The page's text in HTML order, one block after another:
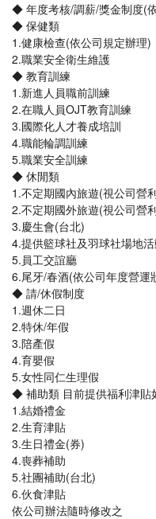
◆ 年度考核/調薪/獎金制度(
◆ 保健類
1.健康檢查(依公司規定辦理)
2.職業安全衛生維護
◆ 教育訓練
1.新進人員職前訓練
2.在職人員OJT教育訓練
3.國際化人才養成培訓
4.職能輪調訓練
5.職業安全訓練
◆ 休閒類
1.不定期國內旅遊(視公司營
2.不定期國外旅遊(視公司營
3.慶生會(台北)
4.提供籃球社及羽球社場地
5.員工交誼廳
6.尾牙/春酒(依公司年度營運
◆ 請/休假制度
1.週休二日
2.特休/年假
3.陪產假
4.育嬰假
5.女性同仁生理假
◆ 補助類 目前提供福利津貼
1.結婚禮金
2.生育津貼
3.生日禮金(券)
4.喪葬補助
5.社團補助(台北)
6.伙食津貼
依公司辦法隨時修改之